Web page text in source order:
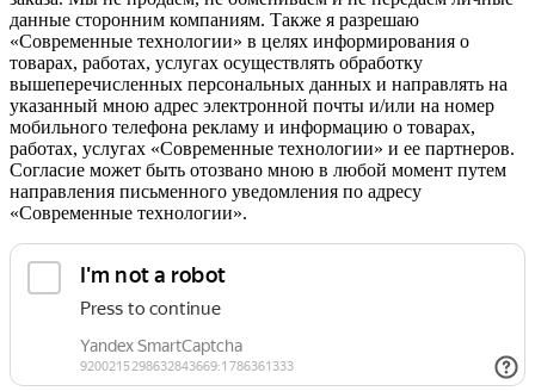
данные сторонним компаниям. Также я разрешаю
«Современные технологии» в целях информирования о
товарах, работах, услугах осуществлять обработку
вышеперечисленных персональных данных и направлять на
указанный мною адрес электронной почты и/или на номер
мобильного телефона рекламу и информацию о товарах,
работах, услугах «Современные технологии» и ее партнеров.
Согласие может быть отозвано мною в любой момент путем
направления письменного уведомления по адресу
«Современные технологии».